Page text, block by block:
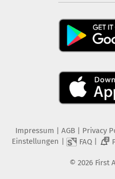
Impressum AGB Privacy
Einstellungen
FAQ| 2
© 2026 First